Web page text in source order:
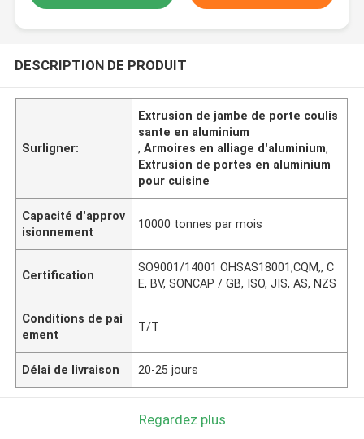
DESCRIPTION DE PRODUIT
Surligner:
Extrusion de jambe de porte coulis
sante en aluminium
,Armoires en alliage d'aluminium,
Extrusion de portes en aluminium
pour cuisine
Capacité d'approv
isionnement
10000 tonnes par mois
Certification
SO9001/14001 OHSAS18001,CQM,, C
E, BV, SONCAP / GB, ISO, JIS, AS, NZS
Conditions de pai
ement
T/T
Délai de livraison 20-25 jours
Regardez plus